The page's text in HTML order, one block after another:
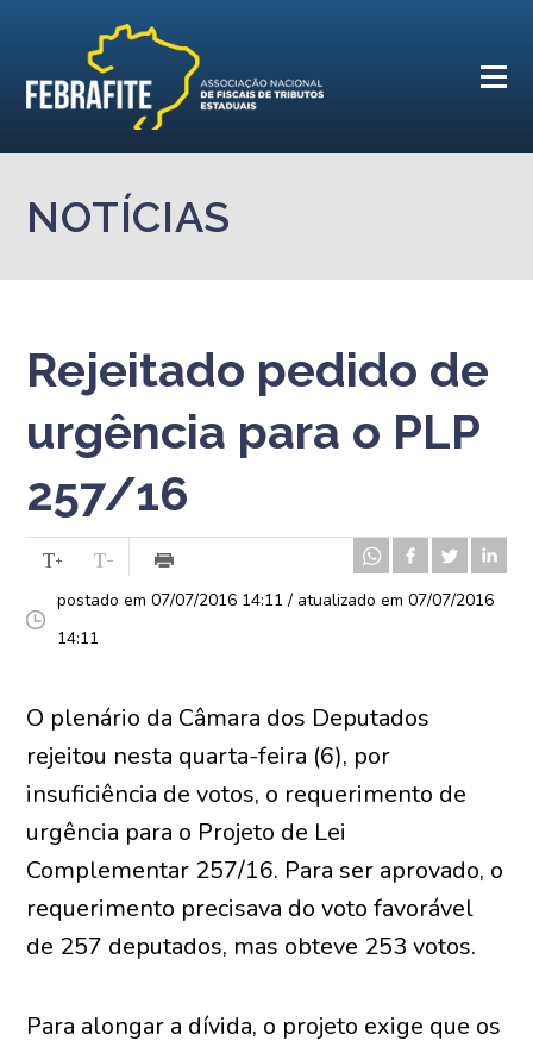
NOTÍCIAS
Rejeitado pedido de
urgência para o PLP
257/16
postado em 07/07/2016 14:11 / atualizado em 07/07/2016
14:11
O plenário da Câmara dos Deputados
rejeitou nesta quarta-feira (6), por
insuficiência de votos, o requerimento de
urgência para o Projeto de Lei
Complementar 257/16. Para ser aprovado, o
requerimento precisava do voto favorável
de 257 deputados, mas obteve 253 votos.
Para alongar a dívida, o projeto exige que os